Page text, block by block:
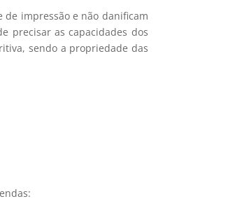
impressão e não danificam
precisar as capacidades dos
sendo a propriedade das